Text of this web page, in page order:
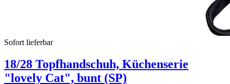
Sofort lieferbar
18/28 Topfhandschuh, Küchenserie
"lovely Cat", bunt (SP)